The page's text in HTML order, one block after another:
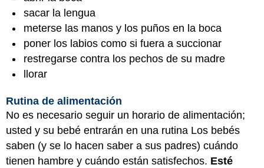
sacar la lengua
meterse las manos y los puños en la boca
poner los labios como si fuera a succionar
restregarse contra los pechos de su madre
llorar
Rutina de alimentación
No es necesario seguir un horario de alimentación;
usted y su bebé entrarán en una rutina Los bebés
saben (y se lo hacen saber a sus padres) cuándo
tienen hambre y cuándo están satisfechos. Esté